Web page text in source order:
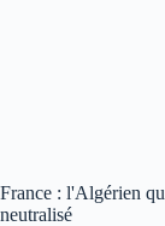
France : l'Algérien
neutralisé